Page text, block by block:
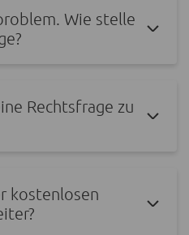
Wie stelle
Rechtsfrage zu
kostenlosen